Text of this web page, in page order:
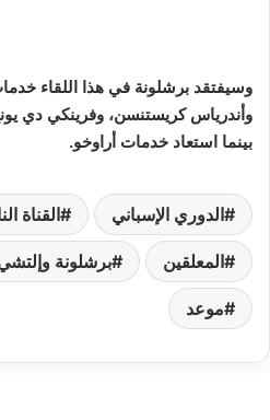
وسيفتقد برشلونة في هذا اللقاء
وأندرياس كريستنسن، وفرينكي دي
بينما استعاد خدمات أراوخو.
الدوري الإسباني القناة
المعلقين برشلونة
موعد